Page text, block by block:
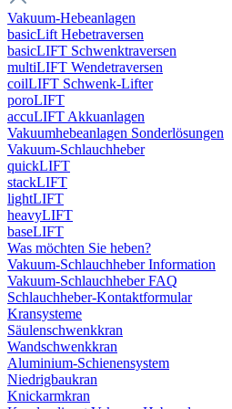
Vakuum-Hebeanlagen
basicLift Hebetraversen
basicLIFT Schwenktraversen
multiLIFT Wendetraversen
coilLIFT Schwenk-Lifter
poroLIFT
accuLIFT Akkuanlagen
Vakuumhebeanlagen Sonderlösungen
Vakuum-Schlauchheber
quickLIFT
stackLIFT
lightLIFT
heavyLIFT
baseLIFT
Was möchten Sie heben?
Vakuum-Schlauchheber Information
Vakuum-Schlauchheber FAQ
Schlauchheber-Kontaktformular
Kransysteme
Säulenschwenkkran
Wandschwenkkran
Aluminium-Schienensystem
Niedrigbaukran
Knickarmkran